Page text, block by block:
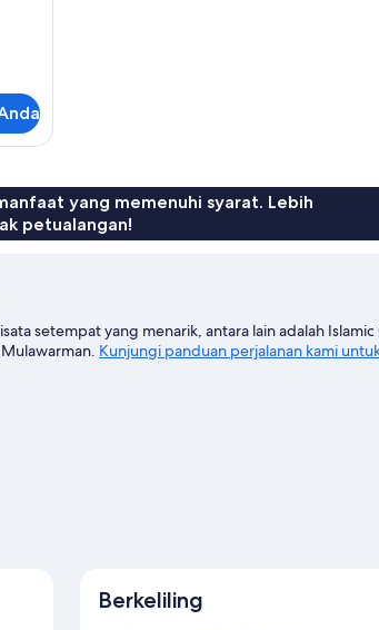
yang memenuhi syarat. Lebih
petualangan!
setempat yang menarik, antara lain adalah
Kunjungi panduan perjalanan kami
Berkeliling